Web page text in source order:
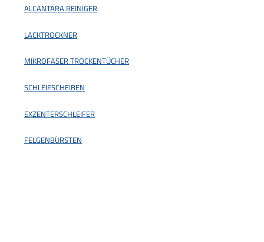
ALCANTARA REINIGER
LACKTROCKNER
MIKROFASER TROCKENTÜCHER
SCHLEIFSCHEIBEN
EXZENTERSCHLEIFER
FELGENBÜRSTEN